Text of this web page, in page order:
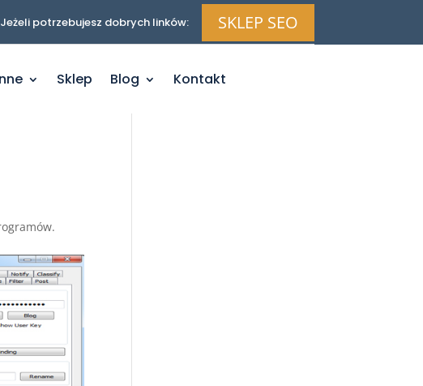
Jeżeli potrzebujesz dobrych linków: SKLEP SEO
Sklep Blog Kontakt